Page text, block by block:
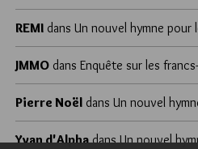
REMI dans Un nouvel hymne pour
JMMO dans Enquête sur les
Pierre Noël dans Un nouvel
Yvan d'AlphadansUn nouvel